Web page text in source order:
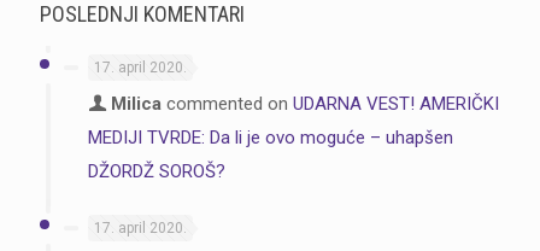
POSLEDNJI KOMENTARI
17. april 2020.
Milica commented on UDARNA VEST! AMERIČKI
MEDIJI TVRDE: Da li je ovo moguće – uhapšen
DŽORDŽ SOROŠ?
17. april 2020.